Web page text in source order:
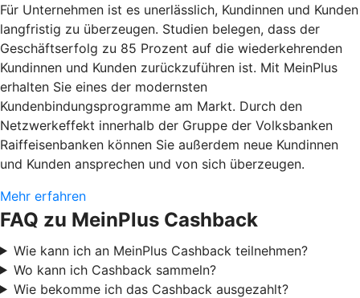
Für Unternehmen ist es unerlässlich, Kundinnen und Kunden
langfristig zu überzeugen. Studien belegen, dass der
Geschäftserfolg zu 85 Prozent auf die wiederkehrenden
Kundinnen und Kunden zurückzuführen ist. Mit MeinPlus
erhalten Sie eines der modernsten
Kundenbindungsprogramme am Markt. Durch den
Netzwerkeffekt innerhalb der Gruppe der Volksbanken
Raiffeisenbanken können Sie außerdem neue Kundinnen
und Kunden ansprechen und von sich überzeugen.
Mehr erfahren
FAQ zu MeinPlus Cashback
Wie kann ich an MeinPlus Cashback teilnehmen?
Wo kann ich Cashback sammeln?
Wie bekomme ich das Cashback ausgezahlt?